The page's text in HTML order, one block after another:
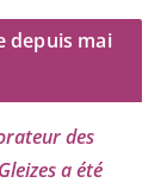
depuis mai
des
a été